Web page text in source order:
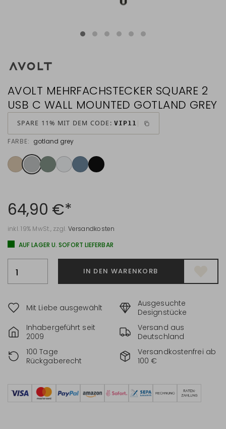
AVOLT MEHRFACHSTECKER SQUARE 2
USB C WALL MOUNTED GOTLAND GREY
SPARE 11% MIT DEM CODE: VIP11
FARBE: gotland grey
64,90 €*
inkl. 19% MwSt., zzgl. Versandkosten
AUF LAGER U. SOFORT LIEFERBAR
IN DEN WARENKORB
Mit Liebe ausgewählt
Ausgesuchte
Designstücke
Inhabergeführt seit
2009
Versand aus
Deutschland
100 Tage
Rückgaberecht
Versandkostenfrei ab
100 €